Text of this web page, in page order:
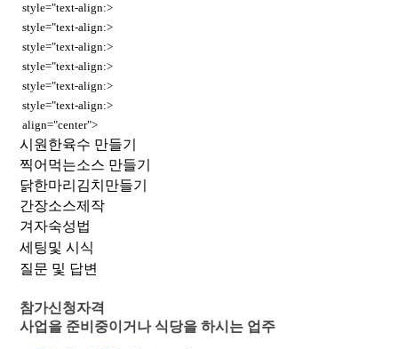
style="text-align:>
style="text-align:>
style="text-align:>
style="text-align:>
style="text-align:>
style="text-align:>
align="center">
시원한육수 만들기
찍어먹는소스 만들기
닭한마리김치만들기
간장소스제작
겨자숙성법
세팅및 시식
질문 및 답변
참가신청자격
사업을 준비중이거나 식당을 하시는 업 주